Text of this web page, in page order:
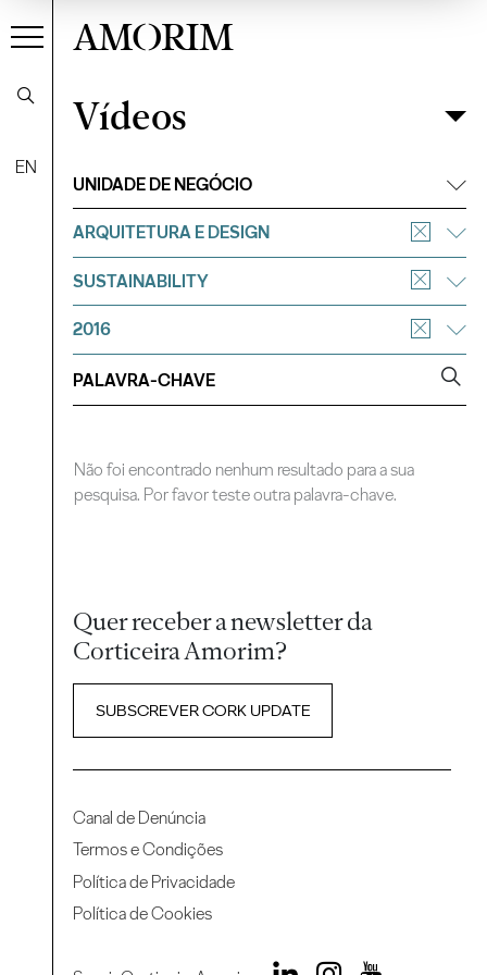
EN
AMORIM
VídeosFiltrar
Vídeos
UNIDADE DE NEGÓCIO
ARQUITETURA E DESIGN
SUSTAINABILITY
2016
Não foi encontrado nenhum resultado para a sua
pesquisa. Por favor teste outra palavra-chave.
Quer receber a newsletter da
Corticeira Amorim?
SUBSCREVER CORK UPDATE
Canal de Denúncia
Termos e Condições
Política de Privacidade
Política de Cookies